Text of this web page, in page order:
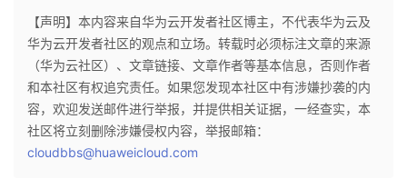
【声明】本内容来自华为云开发者社区博主，不代表华为云及
华为云开发者社区的观点和立场。转载时必须标注文章的来源
（华为云社区）、文章链接、文章作者等基本信息，否则作者
和本社区有权追究责任。如果您发现本社区中有涉嫌抄袭的内
容，欢迎发送邮件进行举报，并提供相关证据，一经查实，本
社区将立刻删除涉嫌侵权内容，举报邮箱：
cloudbbs@huaweicloud.com